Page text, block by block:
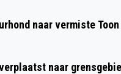
naar vermiste
naar